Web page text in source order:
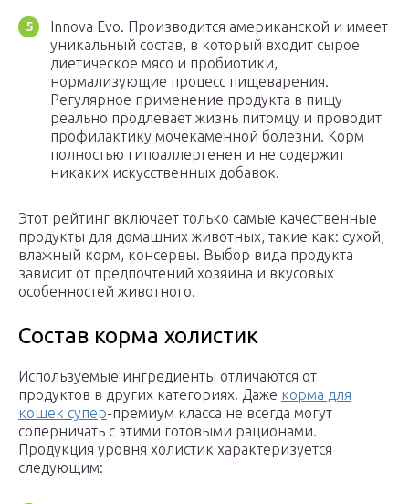
Innova Evo. Производится американской и имеет
уникальный состав, в который входит сырое
диетическое мясо и пробиотики,
нормализующие процесс пищеварения.
Регулярное применение продукта в пищу
реально продлевает жизнь питомцу и проводит
профилактику мочекаменной болезни. Корм
полностью гипоаллергенен и не содержит
никаких искусственных добавок.
Этот рейтинг включает только самые качественные
продукты для домашних животных, такие как: сухой,
влажный корм, консервы. Выбор вида продукта
зависит от предпочтений хозяина и вкусовых
особенностей животного.
Состав корма холистик
Используемые ингредиенты отличаются от
продуктов в других категориях. Даже корма для
кошек супер-премиум класса не всегда могут
соперничать с этими готовыми рационами.
Продукция уровня холистик характеризуется
следующим: